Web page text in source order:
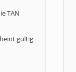
TAN
gültig